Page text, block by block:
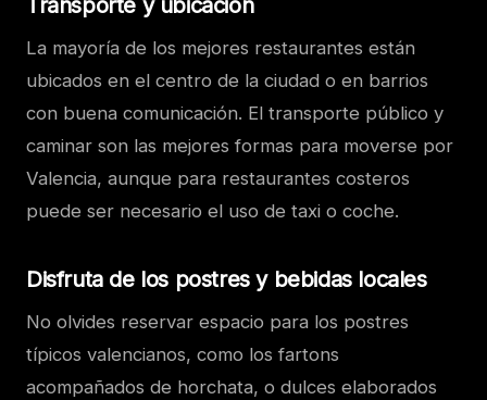
Transporte y ubicación
La mayoría de los mejores restaurantes están
ubicados en el centro de la ciudad o en barrios
con buena comunicación. El transporte público y
caminar son las mejores formas para moverse por
Valencia, aunque para restaurantes costeros
puede ser necesario el uso de taxi o coche.
Disfruta de los postres y bebidas locales
No olvides reservar espacio para los postres
típicos valencianos, como los fartons
acompañados de horchata, o dulces elaborados